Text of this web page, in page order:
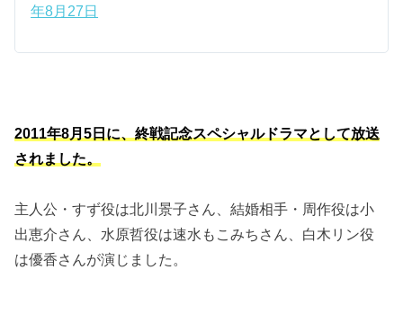
年8月27日
2011年8月5日に、終戦記念スペシャルドラマとして放送
されました。
主人公・すず役は北川景子さん、結婚相手・周作役は小
出恵介さん、水原哲役は速水もこみちさん、白木リン役
は優香さんが演じました。